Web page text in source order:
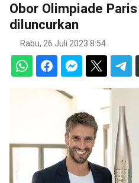
Obor Olimpiade
diluncurkan
Rabu, 26 Juli 2023 8:54